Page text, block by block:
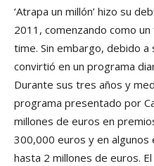
‘Atrapa un millón’ hizo su
2011, comenzando como
time. Sin embargo, debido a
convirtió en un programa
Durante sus tres años y
programa presentado por
millones de euros en
300,000 euros y en algunos
hasta 2 millones de euros.